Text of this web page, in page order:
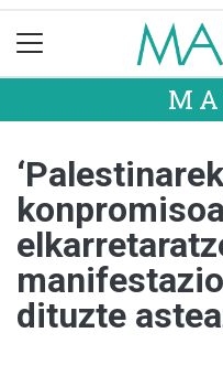
dituzte